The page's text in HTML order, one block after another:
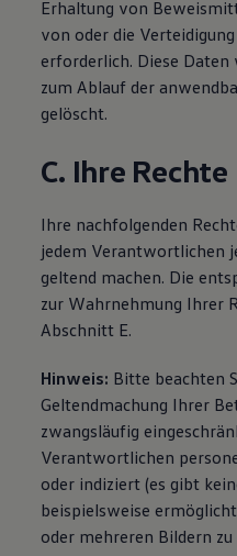
Erhaltung von
von oder die
erforderlich. Diese
zum Ablauf der
gelöscht.
C. Ihre Rechte
Ihre nachfolgenden
jedem Verantwortlichen
geltend machen. Die
zur Wahrnehmung Ihrer
Abschnitt E.
Hinweis: Bitte beachten
Geltendmachung Ihrer
zwangsläufig
Verantwortlichen
oder indiziert (es gibt
beispielsweise
oder mehreren Bildern